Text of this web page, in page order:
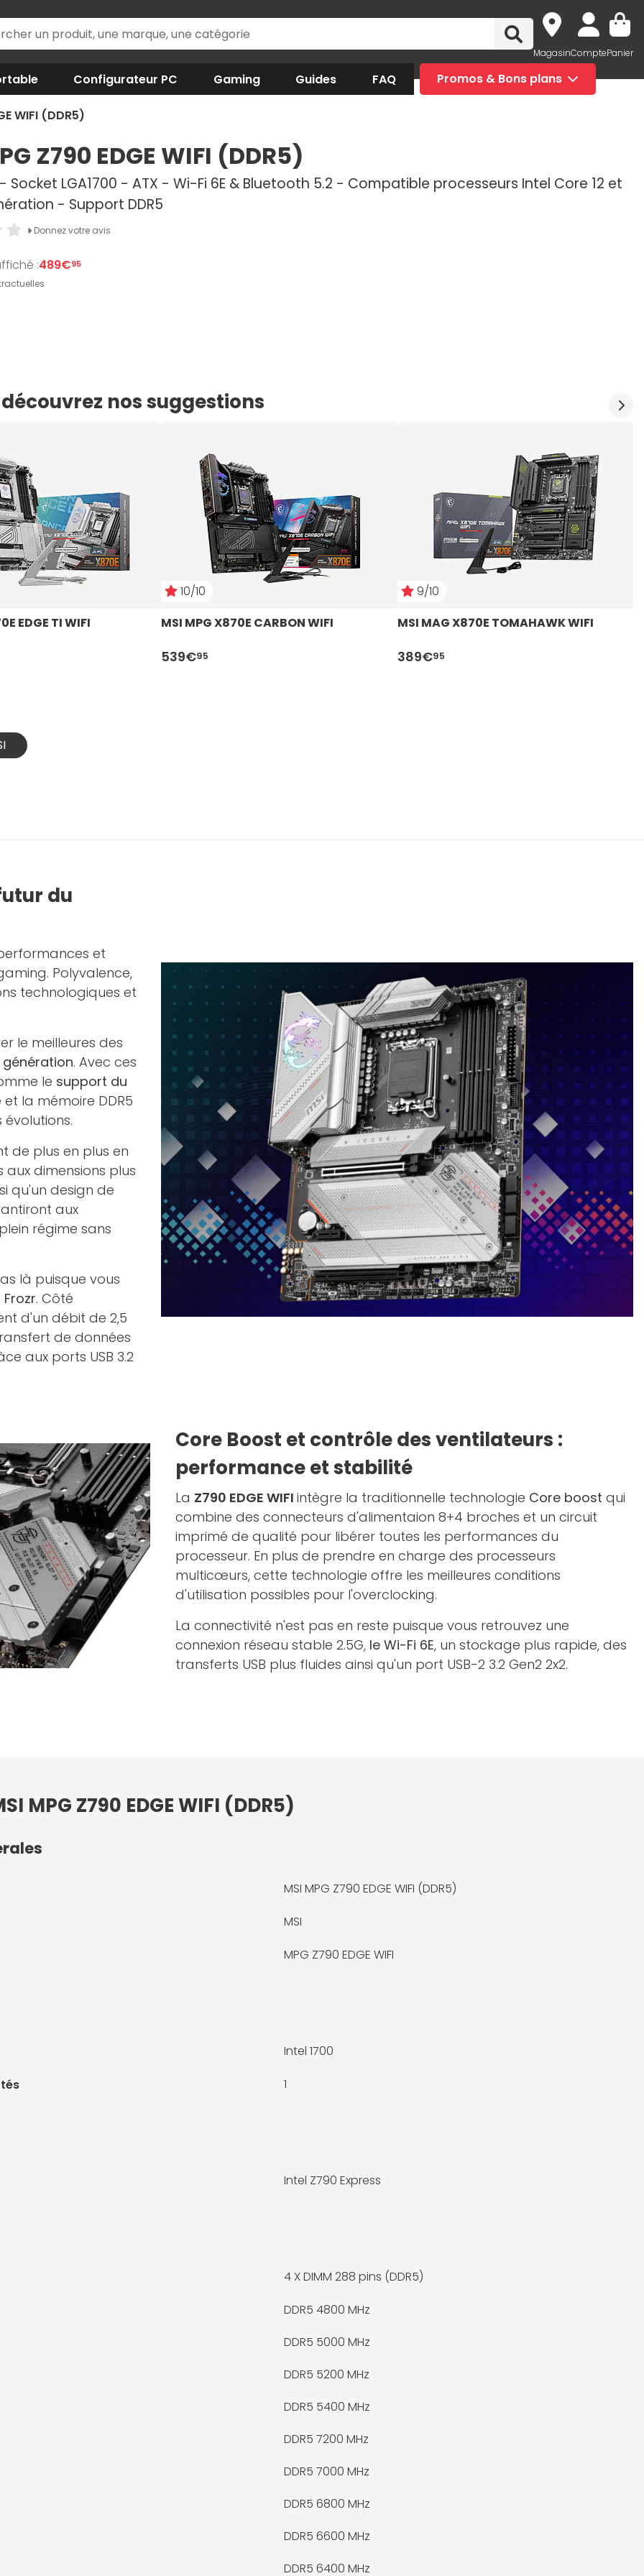
MagasinComptePanier
Configurateur PC Gaming Guides FAQ Promos & Bons plans
WIFI (DDR5)
Z790 EDGE WIFI (DDR5)
Socket LGA1700 - ATX - Wi-Fi 6E & Bluetooth 5.2 - Compatible processeurs Intel Core 12 et
- Support DDR5
Donnez votre avis
:489€95
nos suggestions
EDGE TI WIFI
10/10
MSI MPG X870E CARBON WIFI
539€95
9/10
MSI MAG X870E TOMAHAWK WIFI
389€95
du
et
Polyvalence,
technologiques et
le meilleures des
génération. Avec ces
le support du
la mémoire DDR5
de plus en plus en
dimensions plus
qu'un design de
aux
régime sans
là puisque vous
. Côté
d'un débit de 2,5
de données
aux ports USB 3.2
Core Boost et contrôle des ventilateurs :
performance et stabilité
La Z790 EDGE WIFI intègre la traditionnelle technologie Core boost qui
combine des connecteurs d'alimentaion 8+4 broches et un circuit
imprimé de qualité pour libérer toutes les performances du
processeur. En plus de prendre en charge des processeurs
multicœurs, cette technologie offre les meilleures conditions
d'utilisation possibles pour l'overclocking.
La connectivité n'est pas en reste puisque vous retrouvez une
connexion réseau stable 2.5G, le Wi-Fi 6E, un stockage plus rapide, des
transferts USB plus fluides ainsi qu'un port USB-2 3.2 Gen2 2x2.
Z790 EDGE WIFI (DDR5)
MSI MPG Z790 EDGE WIFI (DDR5)
MSI
MPG Z790 EDGE WIFI
Intel 1700
1
Intel Z790 Express
4 XDIMM 288 pins (DDR5)
DDR5 4800 MHz
DDR5 5000 MHz
DDR5 5200 MHz
DDR5 5400 MHz
DDR5 7200 MHz
DDR5 7000 MHz
DDR5 6800 MHz
DDR5 6600 MHz
DDR5 6400 MHz